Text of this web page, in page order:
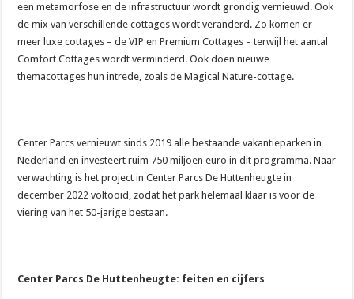
een metamorfose en de infrastructuur wordt grondig vernieuwd. Ook
de mix van verschillende cottages wordt veranderd. Zo komen er
meer luxe cottages – de VIP en Premium Cottages – terwijl het aantal
Comfort Cottages wordt verminderd. Ook doen nieuwe
themacottages hun intrede, zoals de Magical Nature-cottage.
Center Parcs vernieuwt sinds 2019 alle bestaande vakantieparken in
Nederland en investeert ruim 750 miljoen euro in dit programma. Naar
verwachting is het project in Center Parcs De Huttenheugte in
december 2022 voltooid, zodat het park helemaal klaar is voor de
viering van het 50-jarige bestaan.
Center Parcs De Huttenheugte: feiten en cijfers